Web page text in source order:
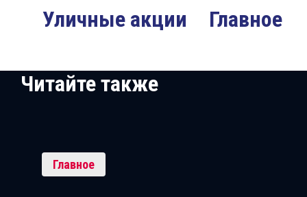
Уличные акции
Главное
Читайте также
Главное